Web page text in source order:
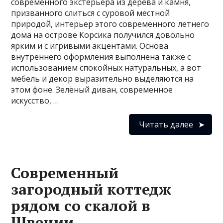
призванного слиться с суровой местной
природой, интерьер этого современного летнего
дома на острове Корсика получился довольно
ярким и с игривыми акцентами. Основа
внутреннего оформления выполнена также с
использованием спокойных натуральных, а вот
мебель и декор выразительно выделяются на
этом фоне. Зелёный диван, современное
искусство, …
Читать далее
Современный
загородный коттедж
рядом со скалой в